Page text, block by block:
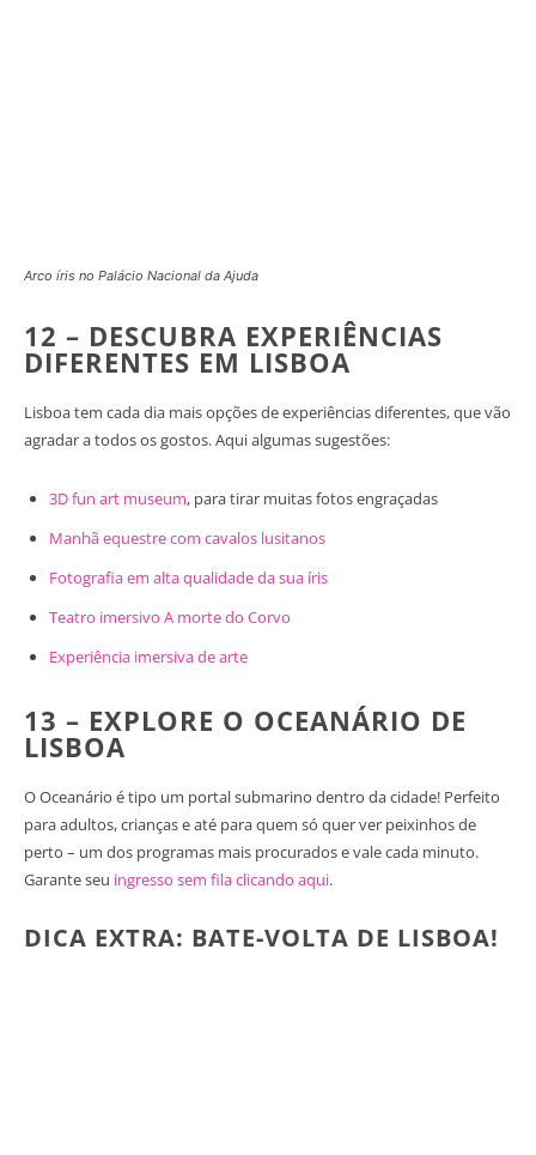
Arco íris no Palácio Nacional da Ajuda
12 – DESCUBRA EXPERIÊNCIAS
DIFERENTES EM LISBOA
Lisboa tem cada dia mais opções de experiências diferentes, que vão
agradar a todos os gostos. Aqui algumas sugestões:
3D fun art museum, para tirar muitas fotos engraçadas
Manhã equestre com cavalos lusitanos
Fotografia em alta qualidade da sua íris
Teatro imersivo A morte do Corvo
Experiência imersiva de arte
13 – EXPLORE O OCEANÁRIO DE
LISBOA
O Oceanário é tipo um portal submarino dentro da cidade! Perfeito
para adultos, crianças e até para quem só quer ver peixinhos de
perto – um dos programas mais procurados e vale cada minuto.
Garante seu ingresso sem fila clicando aqui.
DICA EXTRA: BATE-VOLTA DE LISBOA!